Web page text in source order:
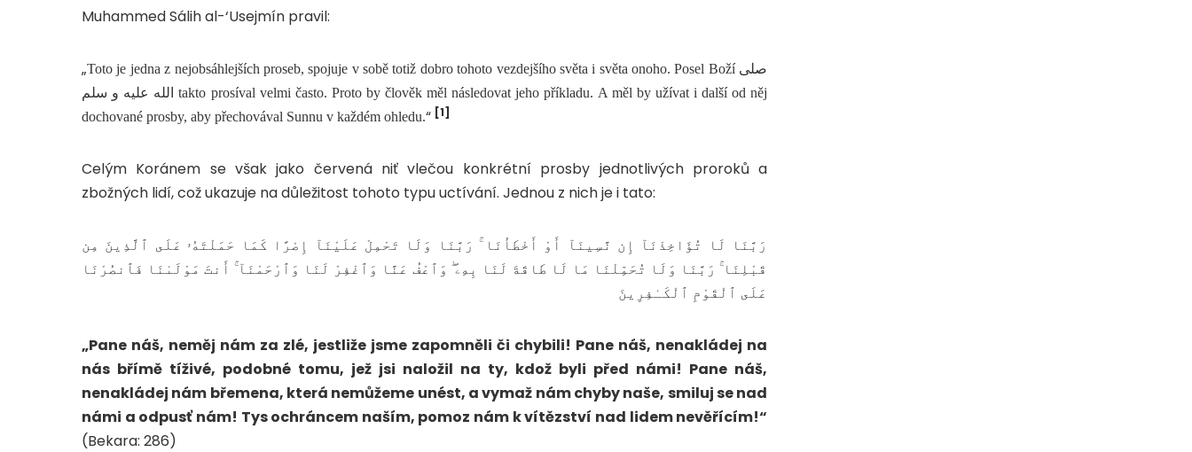
Muhammed Sálih al-‘Usejmín pravil:
„Toto je jedna z nejobsáhlejších proseb, spojuje v sobě totiž dobro tohoto vezdejšího světa i světa onoho. Posel Boží صلى
الله عليه و سلم takto prosíval velmi často. Proto by člověk měl následovat jeho příkladu. A měl by užívat i další od něj
dochované prosby, aby přechovával Sunnu v každém ohledu.“ [1]
Celým Koránem se však jako červená niť vlečou konkrétní prosby jednotlivých proroků a
zbožných lidí, což ukazuje na důležitost tohoto typu uctívání. Jednou z nich je i tato:
رَبَّنَا لَا تُؤَاخِذْنَآ إِن نَّسِينَآ أَوْ أَخْطَأْنَا ۚ رَبَّنَا وَلَا تَحْمِلْ عَلَيْنَآ إِصْرًا كَمَا حَمَلْتَهُۥ عَلَى ٱلَّذِينَ مِن
قَبْلِنَا ۚ رَبَّنَا وَلَا تُحَمِّلْنَا مَا لَا طَاقَةَ لَنَا بِهِۦ ۖ وَٱعْفُ عَنَّا وَٱغْفِرْ لَنَا وَٱرْحَمْنَآ ۚ أَنتَ مَوْلَىٰنَا فَٱنصُرْنَا
عَلَى ٱلْقَوْمِ ٱلْكَـٰفِرِينَ
„Pane náš, neměj nám za zlé, jestliže jsme zapomněli či chybili! Pane náš, nenakládej na
nás břímě tíživé, podobné tomu, jež jsi naložil na ty, kdož byli před námi! Pane náš,
nenakládej nám břemena, která nemůžeme unést, a vymaž nám chyby naše, smiluj se nad
námi a odpusť nám! Tys ochráncem naším, pomoz nám k vítězství nad lidem nevěřícím!“
(Bekara: 286)